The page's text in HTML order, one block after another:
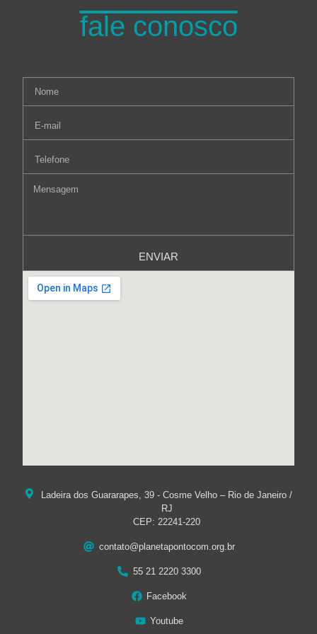
fale conosco
ENVIAR
Ladeira dos Guararapes, 39 - Cosme Velho – Rio de Janeiro /
RJ
CEP: 22241-220
contato@planetapontocom.org.br
55 21 2220 3300
Facebook
Youtube